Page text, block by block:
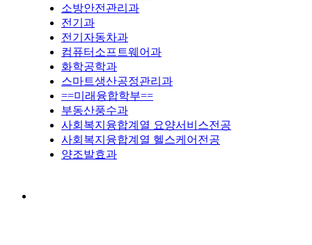
소방안전관리과
전기과
전기자동차과
컴퓨터소프트웨어과
화학공학과
스마트생산공정관리과
==미래융합학부==
부동산풍수과
사회복지융합계열 요양서비스전공
사회복지융합계열 헬스케어전공
양조발효과